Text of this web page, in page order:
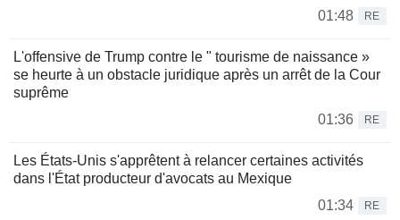
01:48
RE
L'offensive de Trump contre le " tourisme de naissance »
se heurte à un obstacle juridique après un arrêt de la Cour
suprême
01:36
RE
Les États-Unis s'apprêtent à relancer certaines activités
dans l'État producteur d'avocats au Mexique
01:34
RE